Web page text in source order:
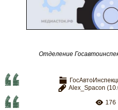
Отделение
Alex_Spacon
176